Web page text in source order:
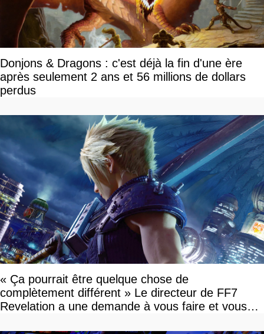
Donjons & Dragons : c'est déjà la fin d'une ère
après seulement 2 ans et 56 millions de dollars
perdus
« Ça pourrait être quelque chose de
complètement différent » Le directeur de FF7
Revelation a une demande à vous faire et vous